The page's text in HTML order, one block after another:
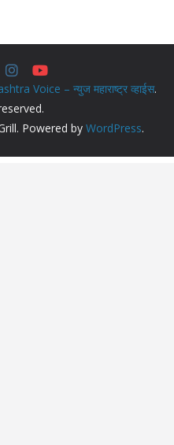
Voice – न्युज महाराष्ट्र व्हाईस.
Powered by WordPress.